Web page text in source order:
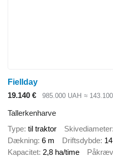
Fiellday
19.140 €
985.000 UAH ≈
Tallerkenharve
Type til traktor Skivediameter
Dækning 6 m Driftsdybde
Kapacitet 2,8 ha/time